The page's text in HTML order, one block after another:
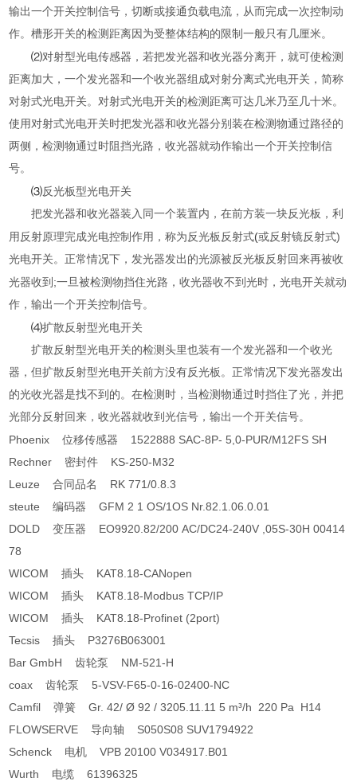
输出一个开关控制信号，切断或接通负载电流，从而完成一次控制动
作。槽形开关的检测距离因为受整体结构的限制一般只有几厘米。
⑵对射型光电传感器，若把发光器和收光器分离开，就可使检测
距离加大，一个发光器和一个收光器组成对射分离式光电开关，简称
对射式光电开关。对射式光电开关的检测距离可达几米乃至几十米。
使用对射式光电开关时把发光器和收光器分别装在检测物通过路径的
两侧，检测物通过时阻挡光路，收光器就动作输出一个开关控制信
号。
⑶反光板型光电开关
把发光器和收光器装入同一个装置内，在前方装一块反光板，利
用反射原理完成光电控制作用，称为反光板反射式(或反射镜反射式)
光电开关。正常情况下，发光器发出的光源被反光板反射回来再被收
光器收到 ;一旦被检测物挡住光路，收光器收不到光时，光电开关就动
作，输出一个开关控制信号。
⑷扩散反射型光电开关
扩散反射型光电开关的检测头里也装有一个发光器和一个收光
器，但扩散反射型光电开关前方没有反光板。正常情况下发光器发出
的光收光器是找不到的。在检测时，当检测物通过时挡住了光，并把
光部分反射回来，收光器就收到光信号，输出一个开关信号。
Phoenix 位移传感器 1522888 SAC-8P- 5,0-PUR/M12FS SH
Rechner 密封件 KS-250-M32
Leuze 合同品名 RK 771/0.8.3
steute 编码器 GFM 2 1 OS/1OS Nr.82.1.06.0.01
DOLD 变压器 EO9920.82/200 AC/DC24-240V ,05S-30H 00414
78
WICOM 插头 KAT8.18-CANopen
WICOM 插头 KAT8.18-Modbus TCP/IP
WICOM 插头 KAT8.18-Profinet (2port)
Tecsis 插头 P3276B063001
Bar GmbH 齿轮泵 NM-521-H
coax 齿轮泵 5-VSV-F65-0-16-02400-NC
Camfil 弹簧 Gr. 42/ Ø 92 / 3205.11.11 5 m³/h ­ 220 Pa ­ H14
FLOWSERVE 导向轴 S050S08 SUV1794922
Schenck 电机 VPB 20100 V034917.B01
Wurth 电缆 61396325